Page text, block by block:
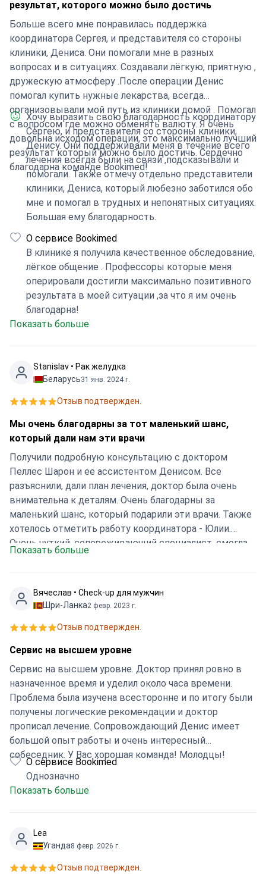
препаратов (а туда я ехала, тк ваш специалист
заявлял, что применяется лекарство без побочек и
это было для меня ключевым), назначенных в итоге и
содержащее довольно сильные побочные действия.
результат, которого можно было достичь
Больше всего мне понравилась поддержка
координатора Сергея, и представителя со стороны
клиники, Дениса. Они помогали мне в разных
вопросах и в ситуациях. Создавали лёгкую, приятную ,
дружескую атмосферу .После операции Денис
помогал купить нужные лекарства, всегда
организовывали мой путь из клиники домой . Помогал
с вопросом где можно обменять валюту. Я очень
довольна исходом операции, это максимально лучший
результат который можно было достичь. Сердечно
благодарна команде Bookimed!
Хочу выразить свою благодарность координатору
Сергею, и представителя со стороны клиники,
Денису. Они поддерживали меня в течение всего
лечения всегда были на связи ,подсказывали и
помогали. Также отмечу отдельно представители
клиники, Дениса, который любезно заботился обо
мне и помогал в трудных и непонятных ситуациях.
Большая ему благодарность.
О сервисе Bookimed
В клинике я получила качественное обследование,
лёгкое общение . Профессоры которые меня
оперировали достигли максимально позитивного
результата в моей ситуации ,за что я им очень
благодарна!
Показать больше
Stanislav • Рак желудка
Беларусь31 янв. 2024 г.
Отзыв подтвержден.
Мы очень благодарны за тот маленький шанс,
который дали нам эти врачи
Получили подробную консультацию с доктором
Пеллес Шарон и ее ассистентом Денисом. Все
разъяснили, дали план лечения, доктор была очень
внимательна к деталям. Очень благодарны за
маленький шанс, который подарили эти врачи. Также
хотелось отметить работу координатора - Юлии.
Очень чуткий, сопереживающий специалист, смогла
все оперативно организовать. Спасибо большое!
Показать больше
Вячеслав • Check-up для мужчин
Шри-Ланка2 февр. 2023 г.
Отзыв подтвержден.
Сервис на высшем уровне
Сервис на высшем уровне. Доктор принял ровно в
назначенное время и уделил около часа времени.
Проблема была изучена всесторонне и по итогу были
получены логические рекомендации и доктор
прописал лечение. Сопровождающий Денис имеет
большой опыт работы и очень интересный
собеседник. У Вас хорошая команда! Молодцы!
О сервисе Bookimed
Однозначно
Показать больше
Lea
Уганда8 февр. 2026 г.
Отзыв подтвержден.